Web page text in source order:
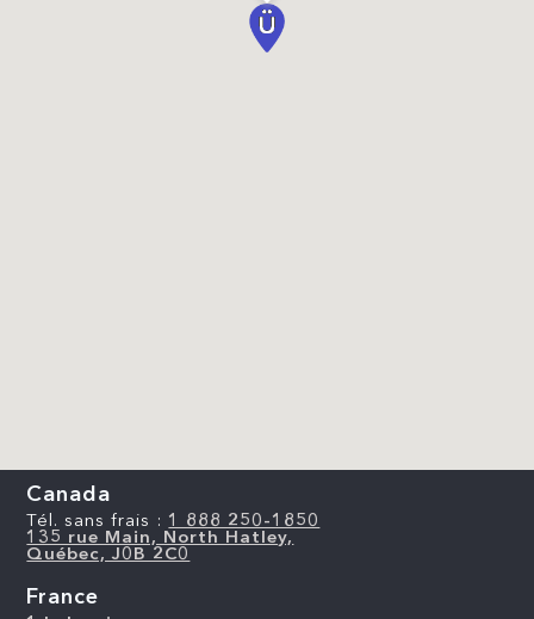
Canada
Tél. sans frais : 1 888 250-1850
135 rue Main, North Hatley,
Québec, J0B 2C0
France